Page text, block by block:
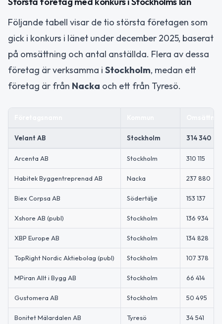
Följande tabell visar de tio största företagen som
gick i konkurs i länet under december 2025, baserat
på omsättning och antal anställda. Flera av dessa
företag är verksamma i Stockholm, medan ett
företag är från Nacka och ett från Tyresö.
Velant AB Stockholm 314 340
Arcenta AB Stockholm 310 115
Habitek Byggentreprenad AB Nacka 237 880
Biex Corpsa AB Södertälje 153 137
Xshore AB (publ) Stockholm 136 934
XBP Europe AB Stockholm 134 828
TopRight Nordic Aktiebolag (publ) Stockholm 107 378
MPiran Allt i Bygg AB Stockholm 66 414
Gustomera AB Stockholm 50 495
Bonitet Mälardalen AB Tyresö 34 541